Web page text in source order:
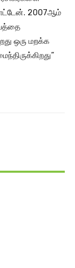
2007ஆம்
ஒரு மறக்க